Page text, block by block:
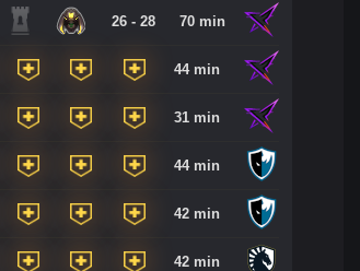
26 - 28 70 min
44 min
31 min
44 min
42 min
42 min